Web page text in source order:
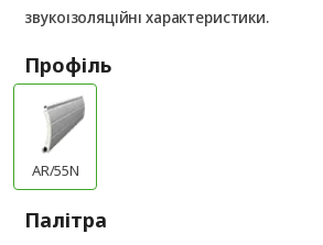
звукоізоляційні характеристики.
Профіль
AR/55N
Палітра